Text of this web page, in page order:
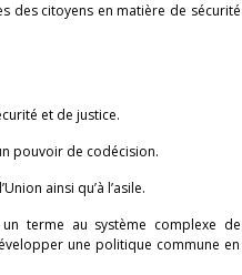
des citoyens en matière de sécurité
et de justice.
pouvoir de codécision.
ainsi qu’à l’asile.
terme au système complexe de
une politique commune en